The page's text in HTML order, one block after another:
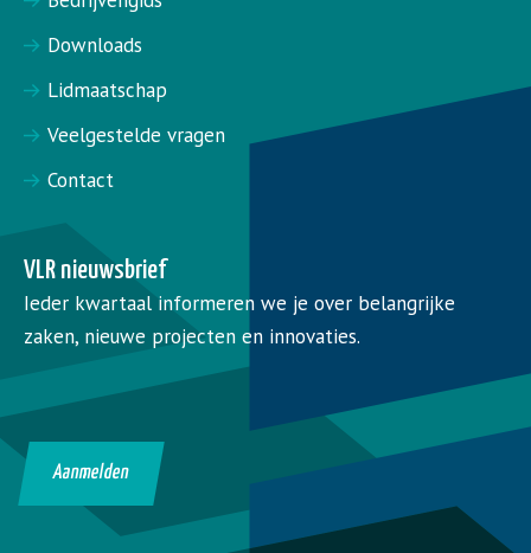
Downloads
Lidmaatschap
Veelgestelde vragen
Contact
VLR nieuwsbrief
Ieder kwartaal informeren we je over belangrijke
zaken, nieuwe projecten en innovaties.
Aanmelden